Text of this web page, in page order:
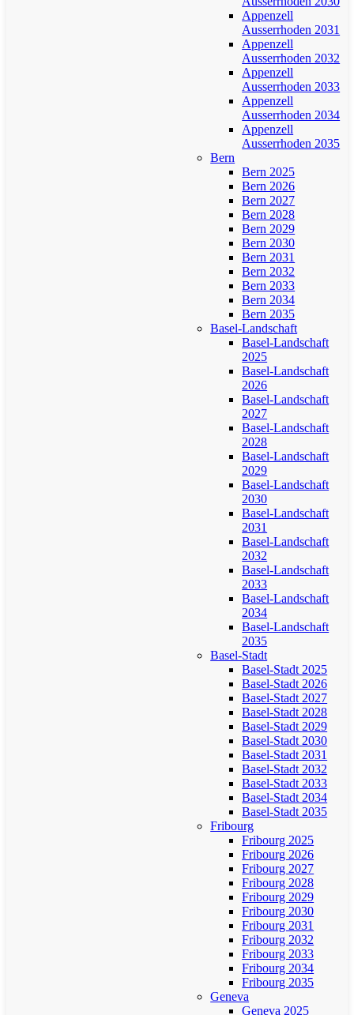
Appenzell
Ausserrhoden 2031
Appenzell
Ausserrhoden 2032
Appenzell
Ausserrhoden 2033
Appenzell
Ausserrhoden 2034
Appenzell
Ausserrhoden 2035
Bern
Bern 2025
Bern 2026
Bern 2027
Bern 2028
Bern 2029
Bern 2030
Bern 2031
Bern 2032
Bern 2033
Bern 2034
Bern 2035
Basel-Landschaft
Basel-Landschaft
2025
Basel-Landschaft
2026
Basel-Landschaft
2027
Basel-Landschaft
2028
Basel-Landschaft
2029
Basel-Landschaft
2030
Basel-Landschaft
2031
Basel-Landschaft
2032
Basel-Landschaft
2033
Basel-Landschaft
2034
Basel-Landschaft
2035
Basel-Stadt
Basel-Stadt 2025
Basel-Stadt 2026
Basel-Stadt 2027
Basel-Stadt 2028
Basel-Stadt 2029
Basel-Stadt 2030
Basel-Stadt 2031
Basel-Stadt 2032
Basel-Stadt 2033
Basel-Stadt 2034
Basel-Stadt 2035
Fribourg
Fribourg 2025
Fribourg 2026
Fribourg 2027
Fribourg 2028
Fribourg 2029
Fribourg 2030
Fribourg 2031
Fribourg 2032
Fribourg 2033
Fribourg 2034
Fribourg 2035
Geneva
Geneva 2025